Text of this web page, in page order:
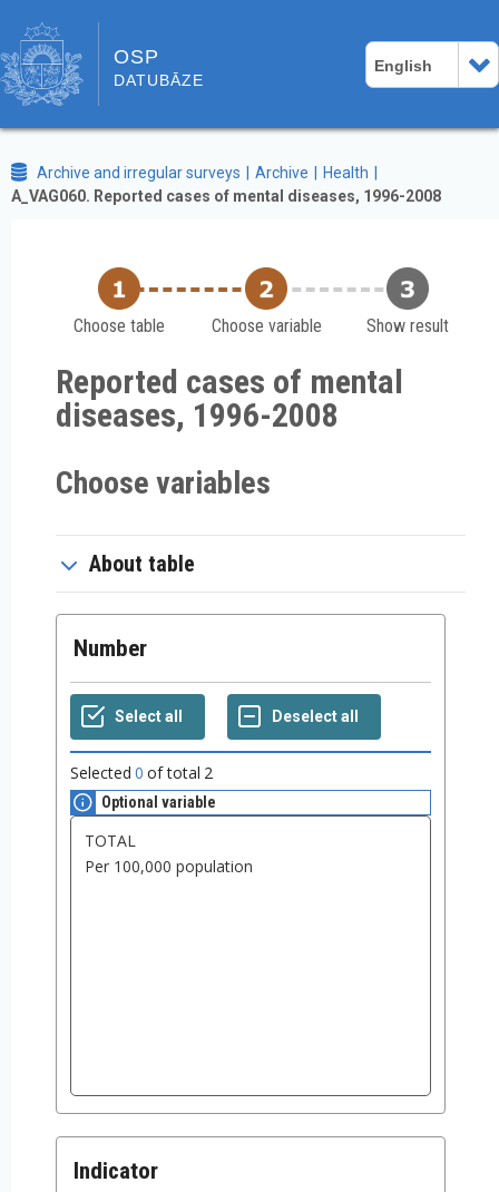
OSP
DATUBĀZE
English
Archive and irregular surveys Archive
Health
A_VAG060. Reported cases of mental diseases, 1996-2008
Choose table Choose variable Show result
Reported cases of mental
diseases, 1996-2008
Choose variables
About table
Number
Selected 0 of total 2
Optional variable
Indicator